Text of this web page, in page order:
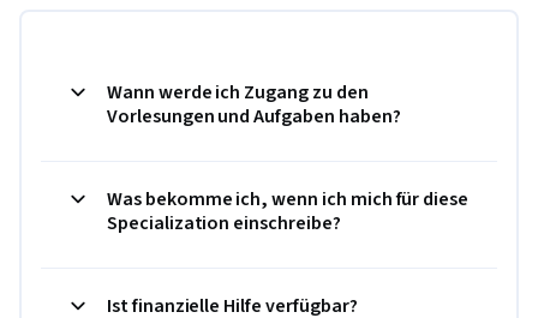
Wann werde ich Zugang zu den
Vorlesungen und Aufgaben haben?
Was bekomme ich, wenn ich mich für diese
Specialization einschreibe?
Ist finanzielle Hilfe verfügbar?